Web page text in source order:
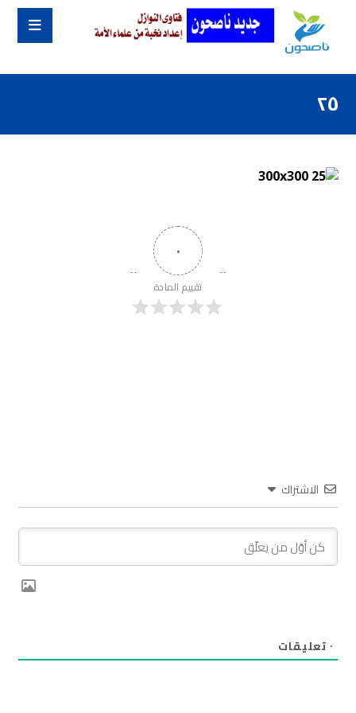
٢٥
٠
تقييم المادة
الاشتراك
٠ تعليقات